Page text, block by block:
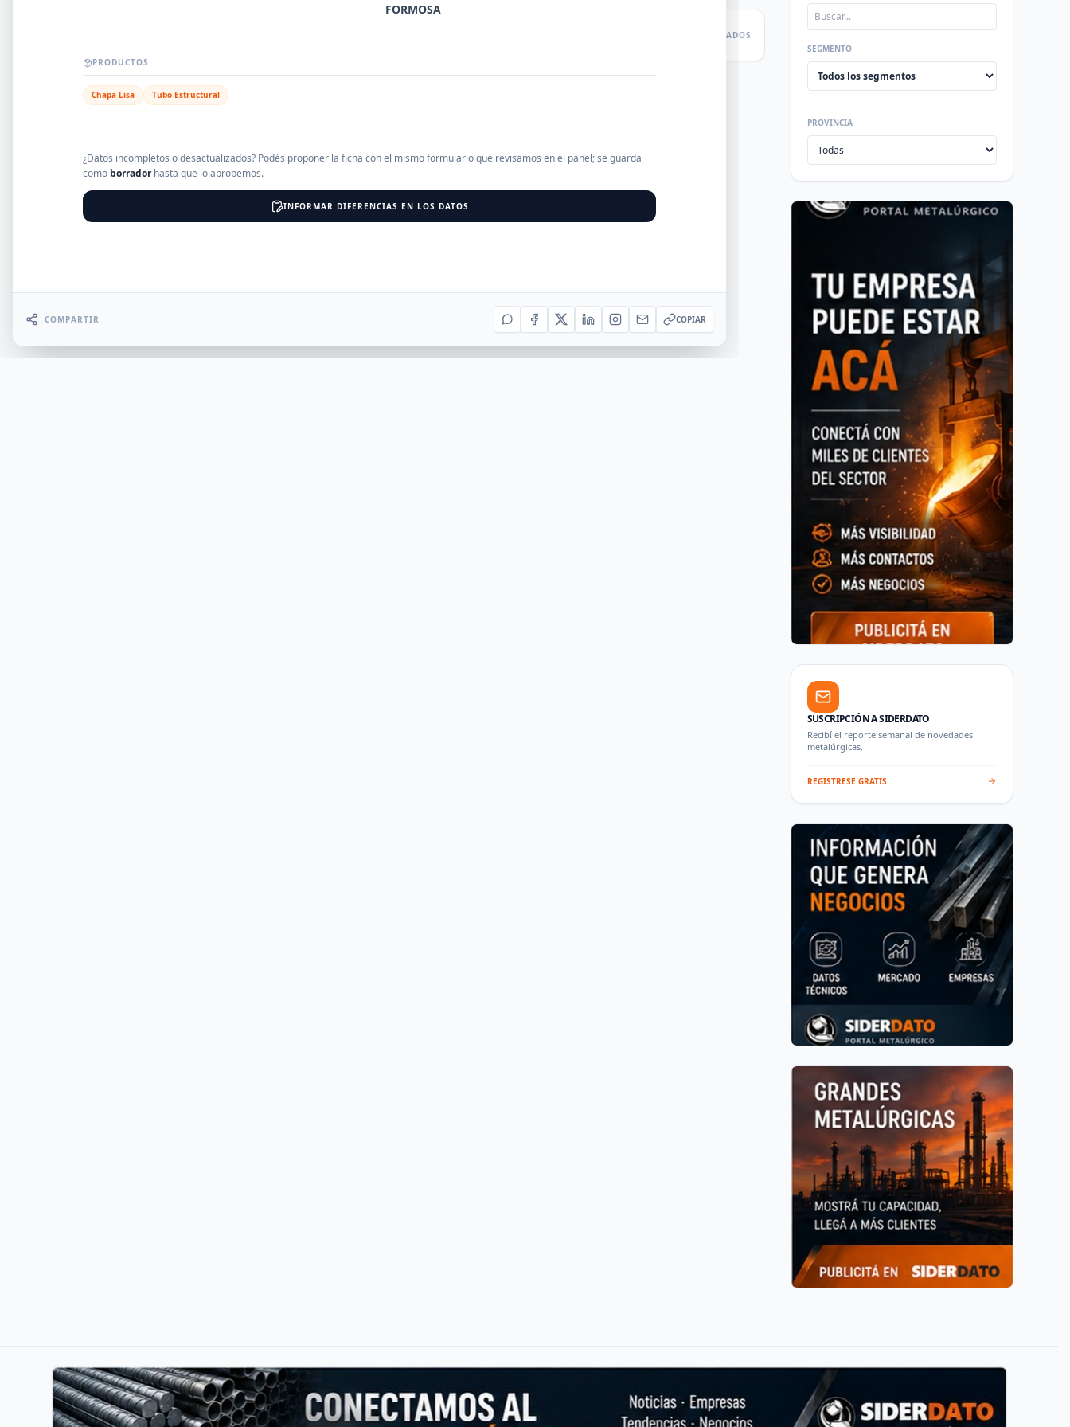
EMPRESAS AGREGAR EMPRESA RESULTADOS
SEGMENTO
PROVINCIA
SUSCRIPCIÓN A SIDERDATO
Recibí el reporte semanal de novedades
metalúrgicas.
REGISTRESE GRATIS
FORMOSA
PRODUCTOS
Chapa Lisa Tubo Estructural
¿Datos incompletos o desactualizados? Podés proponer la ficha con el mismo formulario que revisamos en el panel; se guarda
como borradorhasta que lo aprobemos.
INFORMAR DIFERENCIAS EN LOS DATOS
COMPARTIR COPIAR